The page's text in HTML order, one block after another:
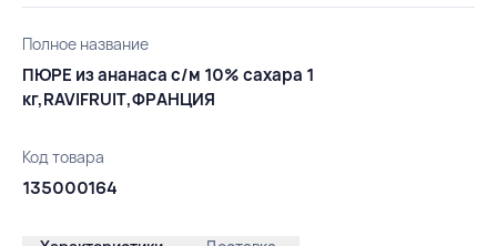
Полное название
ПЮРЕ из ананаса с/м 10% сахара 1
кг,RAVIFRUIT,ФРАНЦИЯ
Код товара
135000164